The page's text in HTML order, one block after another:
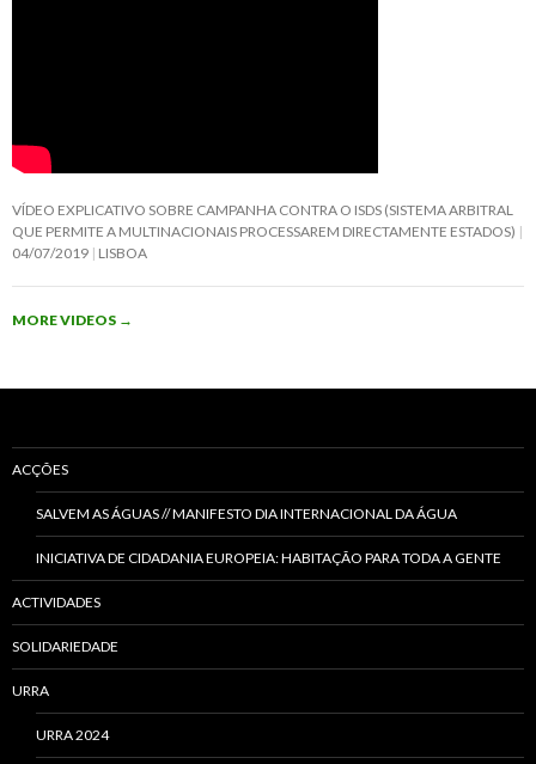
VÍDEO EXPLICATIVO SOBRE CAMPANHA CONTRA O ISDS (SISTEMA ARBITRAL
QUE PERMITE A MULTINACIONAIS PROCESSAREM DIRECTAMENTE ESTADOS)
04/07/2019 LISBOA
MORE VIDEOS →
ACÇÕES
SALVEM AS ÁGUAS // MANIFESTO DIA INTERNACIONAL DA ÁGUA
INICIATIVA DE CIDADANIA EUROPEIA: HABITAÇÃO PARA TODA A GENTE
ACTIVIDADES
SOLIDARIEDADE
URRA
URRA 2024